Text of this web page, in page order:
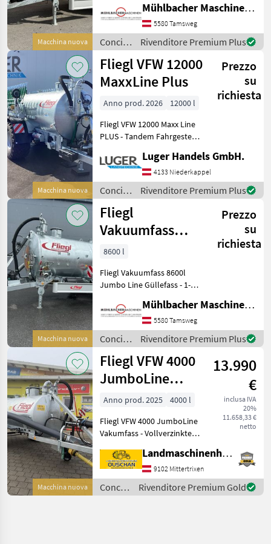
Macchina nuova
Achse - 2-Kreis
Druckluftbremse mit ALB-
Regler - Behälter in
Stahlausführung verzi
Mühlbacher Maschinen GmbH
5580 Tamsweg
Concimazione
e
irrigazione
/ Fliegl
Rivenditore Premium Plus
Macchina nuova
Fliegl VFW 12000
MaxxLine Plus
Prezzo
su
richiesta
Anno prod. 2026
12000 l
Fliegl VFW 12000 Maxx Line
PLUS - Tandem Fahrgestell
21000kg - Untenanhängung
mit Kugelkopf K80 -
Deichselfederung inkl.
Fasskippzyl
Luger Handels GmbH.
4133 Niederkappel
Concimazione
e
irrigazione
/ Fliegl
Rivenditore Premium Plus
Macchina nuova
Fliegl
Vakuumfass
8600l Jumbo
Line Güllefass
Prezzo
su
richiesta
8600 l
Fliegl Vakuumfass 8600l
Jumbo Line Güllefass - 1-
Druckluftbremse mit ALB -
Stahlausführung verzinkt -
Blindflansch 8"
Mühlbacher Maschinen GmbH
5580 Tamsweg
Concimazione
e
irrigazione
/ Fliegl
Rivenditore Premium Plus
Macchina nuova
Fliegl VFW 4000
JumboLine
Vakumfass
13.990
€
inclusa IVA
20%
11.658,33 €
netto
Anno prod. 2025
4000 l
Fliegl VFW 4000 JumboLine
Vakumfass - Vollverzinkter
4000liter - Obenanhängung
- Weitwinkelgelenkwelle -
Zusatzsiphon - Siphon
Landmaschinenhandel Ouschan Anton
9102 Mittertrixen
Concimazione
e
Rivenditore Premium Gold